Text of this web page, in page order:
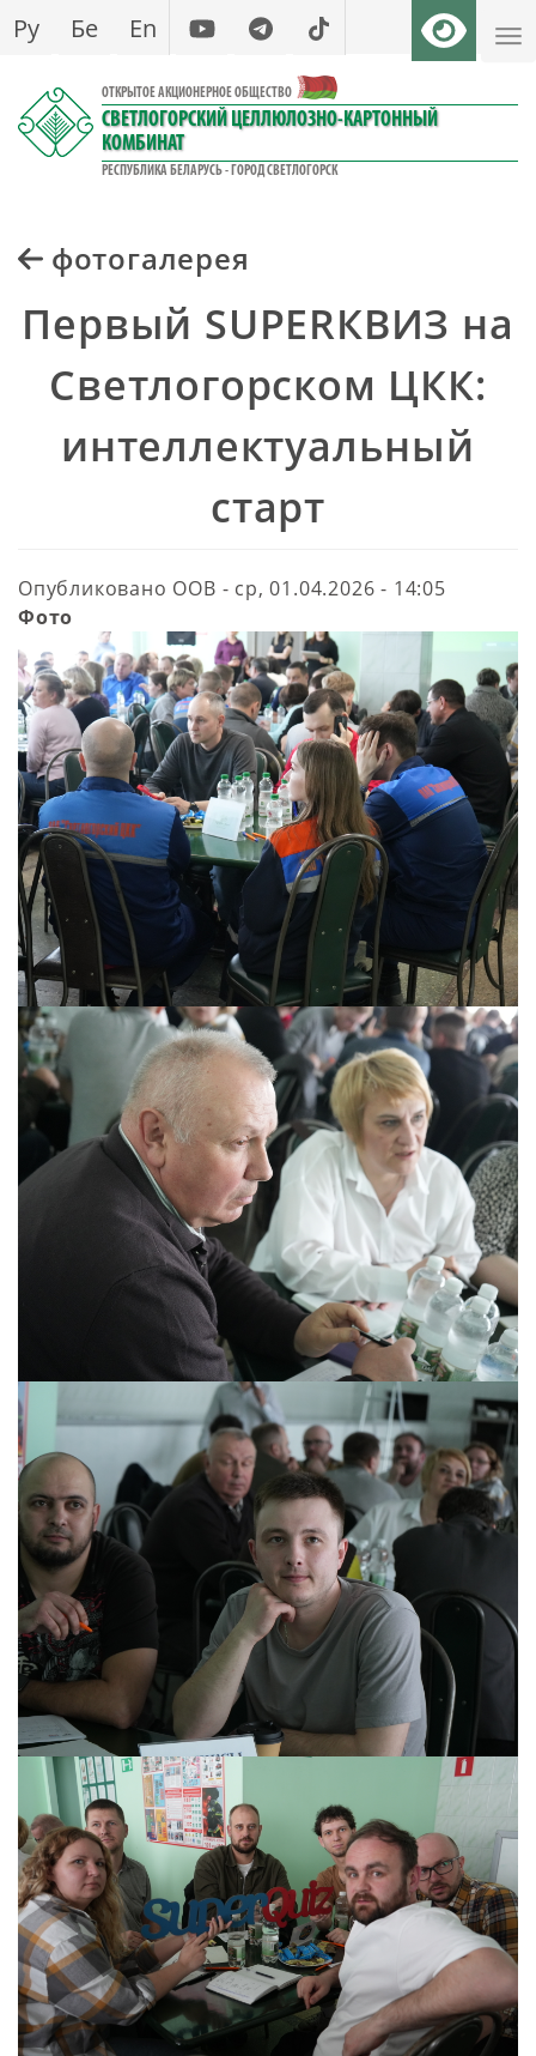
Перейти
содержанию
Ру Бе En
ОТКРЫТОЕ АКЦИОНЕРНОЕ ОБЩЕСТВО
СВЕТЛОГОРСКИЙ ЦЕЛЛЮЛОЗНО-КАРТОННЫЙ
КОМБИНАТ
РЕСПУБЛИКА БЕЛАРУСЬ - ГОРОД СВЕТЛОГОРСК
фотогалерея
Первый SUPERКВИЗ на
Светлогорском ЦКК:
интеллектуальный
старт
Опубликовано ООВ - ср, 01.04.2026 - 14:05
Фото